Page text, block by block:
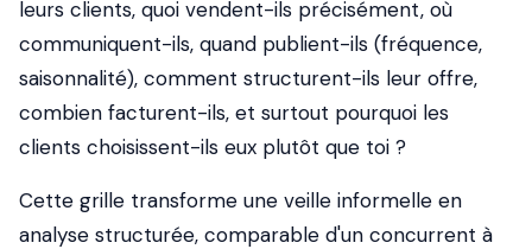
leurs clients, quoi vendent-ils précisément, où
communiquent-ils, quand publient-ils (fréquence,
saisonnalité), comment structurent-ils leur offre,
combien facturent-ils, et surtout pourquoi les
clients choisissent-ils eux plutôt que toi ?
Cette grille transforme une veille informelle en
analyse structurée, comparable d'un concurrent à